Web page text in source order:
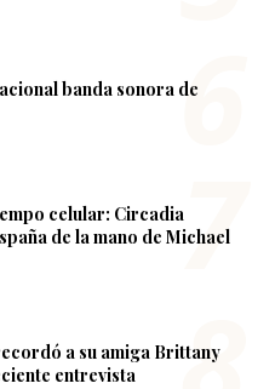
banda sonora de
celular: Circadia
de la mano de Michael
a su amiga Brittany
entrevista